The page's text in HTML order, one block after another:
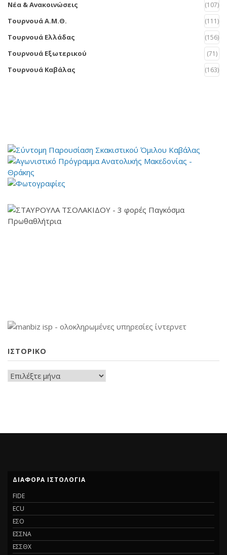
Νέα & Ανακοινώσεις (107)
Τουρνουά Α.Μ.Θ. (111)
Τουρνουά Ελλάδας (156)
Τουρνουά Εξωτερικού (71)
Τουρνουά Καβάλας (163)
ΙΣΤΟΡΙΚΌ
ΔΙΆΦΟΡΑ ΙΣΤΟΛΌΓΙΑ
FIDE
ECU
ΕΣΟ
ΕΣΣΝΑ
ΕΣΣΘΧ